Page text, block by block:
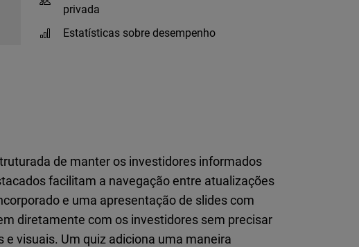
privada
Estatísticas sobre desempenho
de manter os investidores informados
facilitam a navegação entre atualizações
e uma apresentação de slides com
diretamente com os investidores sem precisar
visuais. Um quiz adiciona uma maneira